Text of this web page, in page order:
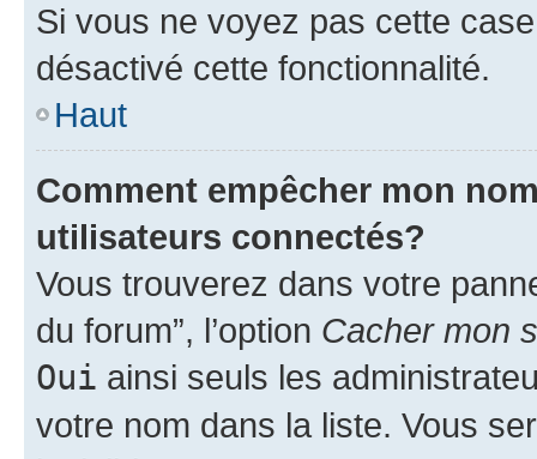
Si vous ne voyez pas cette
désactivé cette fonctionnalité.
Haut
Comment empêcher mon
utilisateurs connectés?
Vous trouverez dans votre
du forum”, l’option Cacher mon
Oui ainsi seuls les
votre nom dans la liste. Vous